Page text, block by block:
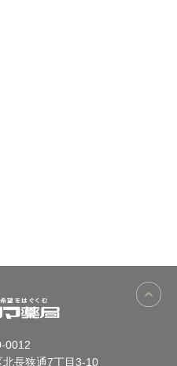
0012
長狭通7丁目3-10